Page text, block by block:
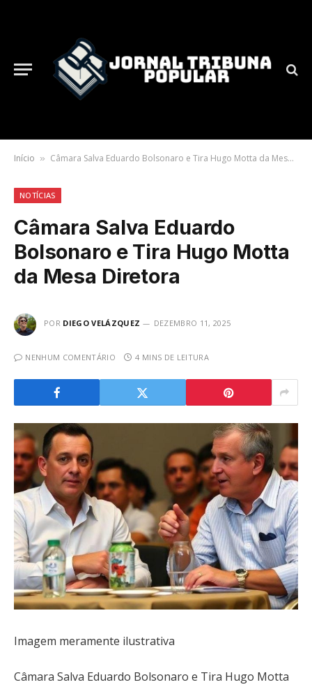
Início » Câmara Salva Eduardo Bolsonaro e Tira Hugo Motta da Mesa Diretora
NOTÍCIAS
Câmara Salva Eduardo
Bolsonaro e Tira Hugo Motta
da Mesa Diretora
POR DIEGO VELÁZQUEZ DEZEMBRO 11, 2025
NENHUM COMENTÁRIO 4 MINS DE LEITURA
Imagem meramente ilustrativa
Câmara Salva Eduardo Bolsonaro e Tira Hugo Motta